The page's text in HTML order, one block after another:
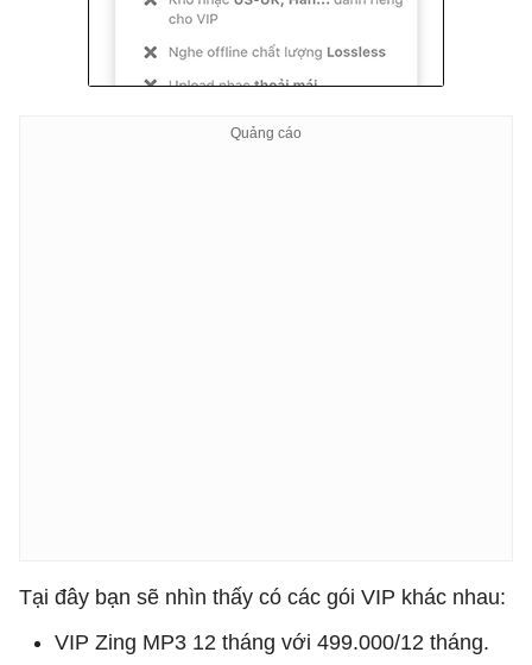
Tại đây bạn sẽ nhìn thấy có các gói VIP khác nhau:
VIP Zing MP3 12 tháng với 499.000/12 tháng.